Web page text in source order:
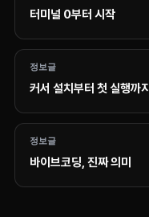
터미널 0부터 시작
정보글
커서 설치부터 첫 실행까지
정보글
바이브코딩, 진짜 의미